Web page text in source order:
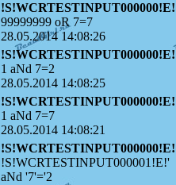
!S!WCRTESTINPUT000000!E!
99999999 oR 7=7
28.05.2014 14:08:26
!S!WCRTESTINPUT000000!E!
1 aNd 7=2
28.05.2014 14:08:25
!S!WCRTESTINPUT000000!E!
1 aNd 7=7
28.05.2014 14:08:21
!S!WCRTESTINPUT000000!E!
!S!WCRTESTINPUT000001!E!'
aNd '7'='2